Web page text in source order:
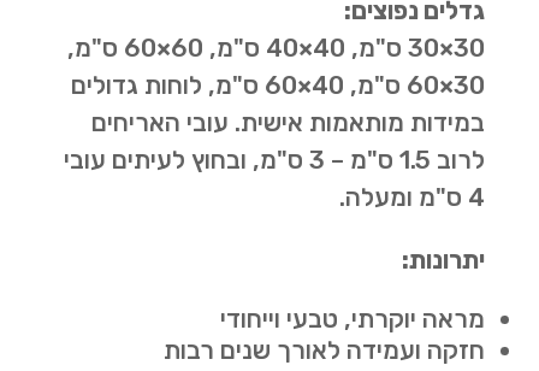
גדלים נפוצים:
30×30 ס"מ, 40×40 ס"מ, 60×60 ס"מ,
30×60 ס"מ, 40×60 ס"מ, לוחות גדולים
במידות מותאמות אישית. עובי האריחים
לרוב 1.5 ס"מ – 3 ס"מ, ובחוץ לעיתים עובי
4 ס"מ ומעלה.
יתרונות:
מראה יוקרתי, טבעי וייחודי
חזקה ועמידה לאורך שנים רבות